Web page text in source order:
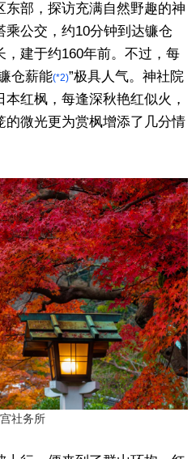
部，探访充满自然野趣的神
公交，约10分钟到达镰仓
建于约160年前。不过，每
仓薪能(*2)”极具人气。神社院
红枫，每逢深秋艳红似火，
微光更为赏枫增添了几分情
社务所